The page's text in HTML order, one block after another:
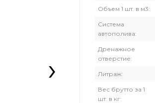
›
Объем 1 шт. в м3:
Система
автополива:
Дренажное
отверстие:
Литраж:
Вес брутто за 1
шт. в кг: